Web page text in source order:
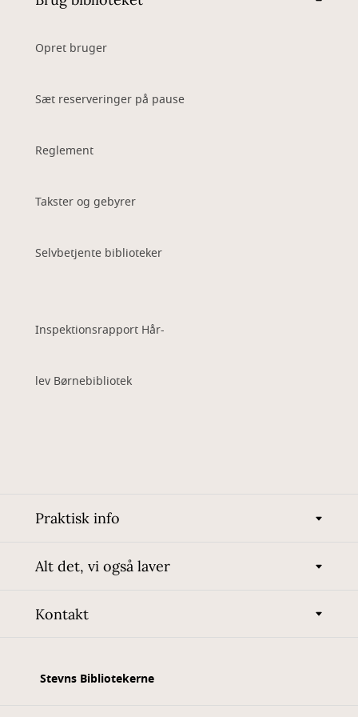
Opret bruger
Sæt reserveringer på pause
Reglement
Takster og gebyrer
Selvbetjente biblioteker
Inspektionsrapport Hår-
lev Børnebibliotek
Praktisk info
Alt det, vi også laver
Kontakt
Stevns Bibliotekerne